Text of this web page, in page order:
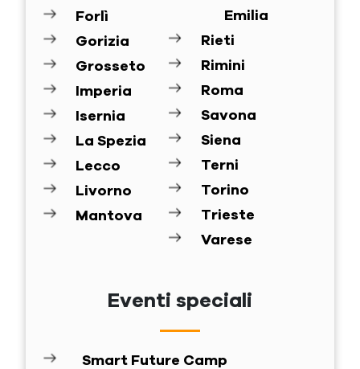
Forlì
Gorizia
Grosseto
Imperia
Isernia
La Spezia
Lecco
Livorno
Mantova
Emilia
Rieti
Rimini
Roma
Savona
Siena
Terni
Torino
Trieste
Varese
Eventi speciali
Smart Future Camp